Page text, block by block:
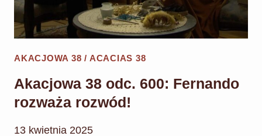
AKACJOWA 38 / ACACIAS 38
Akacjowa 38 odc. 600: Fernando
rozważa rozwód!
13 kwietnia 2025